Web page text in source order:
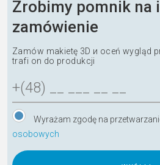
Zrobimy pomnik na
zamówienie
Zamów makietę 3D и oceń wygląd
trafi on do produkcji
Wyrażam zgodę na
osobowych